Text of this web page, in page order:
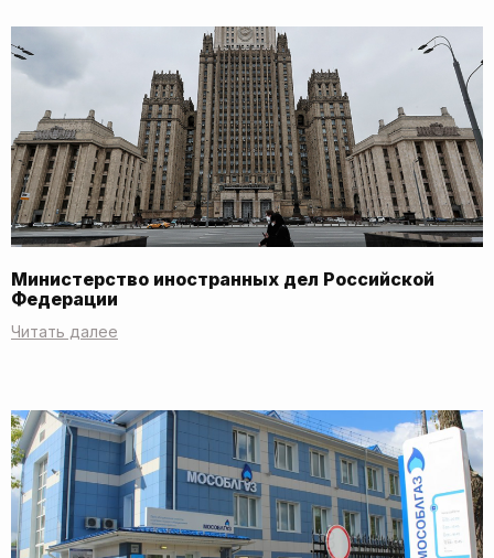
Министерство иностранных дел Российской
Федерации
Читать далее